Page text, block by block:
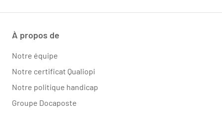
À propos de
Notre équipe
Notre certificat Qualiopi
Notre politique handicap
Groupe Docaposte